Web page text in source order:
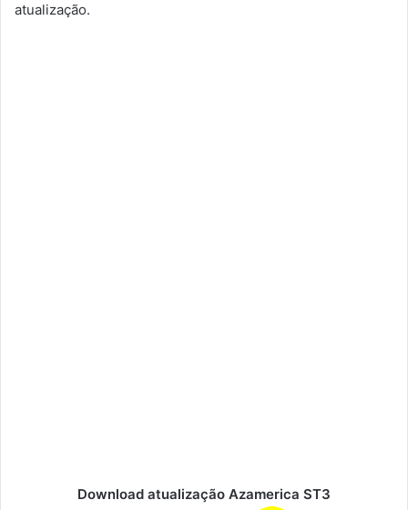
atualização.
Download atualização Azamerica ST3